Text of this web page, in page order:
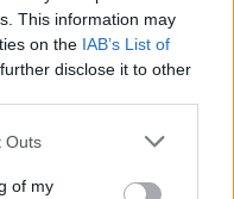
This information may
on the IAB’s List of
disclose it to other
one or more Google
You may click to
Outs
of my